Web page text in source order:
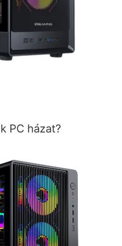
PC házat?